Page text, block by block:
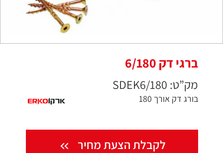
ברגי דק 6/180
מק”ט: SDEK6/180
בורג דק אורך 180
לקבלת הצעת מחיר